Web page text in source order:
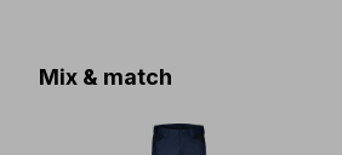
Mix & match